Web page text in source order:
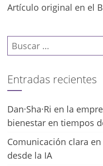
Artículo original en el
Buscar:
Entradas recientes
Dan·Sha·Ri en la
bienestar en tiempos
Comunicación clara
desde la IA